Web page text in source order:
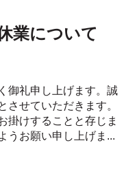
業について
御礼申し上げます。誠
させていただきます。
掛けすることと存じま
うお願い申し上げま...